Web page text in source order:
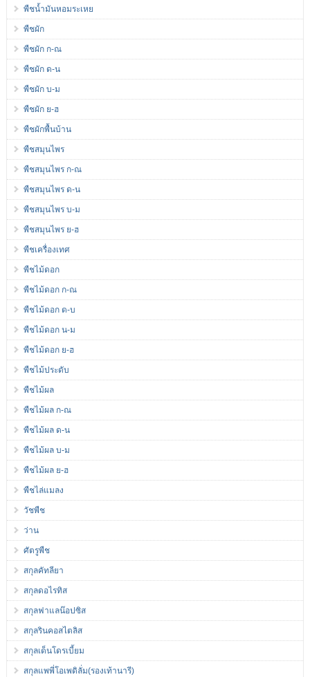
พืชน้ำมันหอมระเหย
พืชผัก
พืชผัก ก-ณ
พืชผัก ด-น
พืชผัก บ-ม
พืชผัก ย-ฮ
พืชผักพื้นบ้าน
พืชสมุนไพร
พืชสมุนไพร ก-ณ
พืชสมุนไพร ด-น
พืชสมุนไพร บ-ม
พืชสมุนไพร ย-ฮ
พืชเครื่องเทศ
พืชไม้ดอก
พืชไม้ดอก ก-ณ
พืชไม้ดอก ด-บ
พืชไม้ดอก น-ม
พืชไม้ดอก ย-ฮ
พืชไม้ประดับ
พืชไม้ผล
พืชไม้ผล ก-ณ
พืชไม้ผล ด-น
พืชไม้ผล บ-ม
พืชไม้ผล ย-ฮ
พืชไล่แมลง
วัชพืช
ว่าน
ศัตรูพืช
สกุลคัทลียา
สกุลดอไรทิส
สกุลฟาแลน๊อปซิส
สกุลรินคอสไตลิส
สกุลเด็นโดรเบี้ยม
สกุลแพพี่โอเพดิลั่ม(รองเท้านารี)